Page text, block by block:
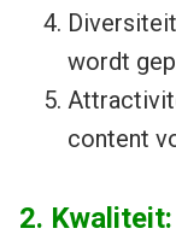
wordt
content
2.